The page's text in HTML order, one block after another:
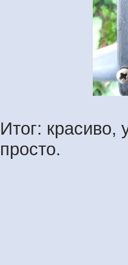
Итог: красиво,
просто.